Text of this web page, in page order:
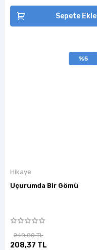
Sepete Ekle
%5
Hikaye
Uçurumda Bir Gömü
240,00 TL
208,37 TL